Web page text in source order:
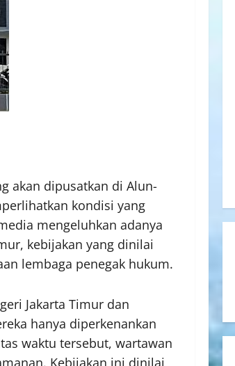
akan dipusatkan di Alun-
kondisi yang
mengeluhkan adanya
kebijakan yang dinilai
lembaga penegak hukum.
Jakarta Timur dan
hanya diperkenankan
waktu tersebut, wartawan